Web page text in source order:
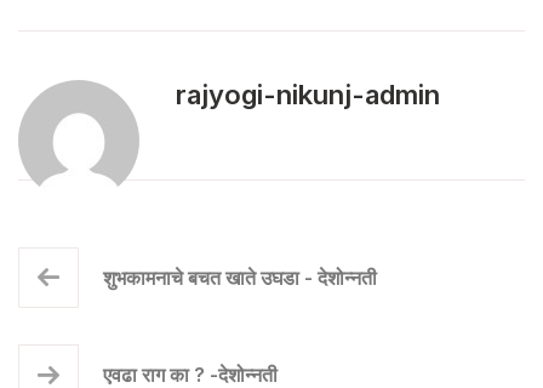
rajyogi-nikunj-admin
शुभकामनाचे बचत खाते उघडा - देशोन्नती
एवढा राग का ? -देशोन्नती